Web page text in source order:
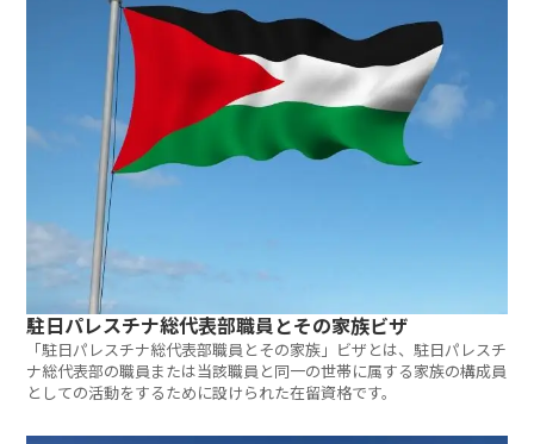
駐日パレスチナ総代表部職員とその家族ビザ
「駐日パレスチナ総代表部職員とその家族」ビザとは、駐日パレスチ
ナ総代表部の職員または当該職員と同一の世帯に属する家族の構成員
としての活動をするために設けられた在留資格です。